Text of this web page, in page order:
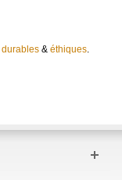
durables & éthiques.